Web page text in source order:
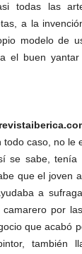
todas las
a la
modelo de
el buen
todo caso, no
se sabe, tenía
que el joven
a
camarero por
que acabó
también